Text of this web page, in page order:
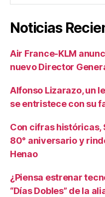
Noticias
Air France-KLM
nuevo Director
Alfonso Lizarazo, un
se entristece con su
Con cifras históricas,
80° aniversario y
Henao
¿Piensa estrenar
“Días Dobles” de la